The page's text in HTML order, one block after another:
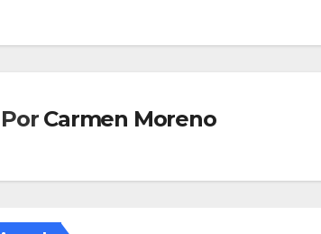
Por Carmen Moreno